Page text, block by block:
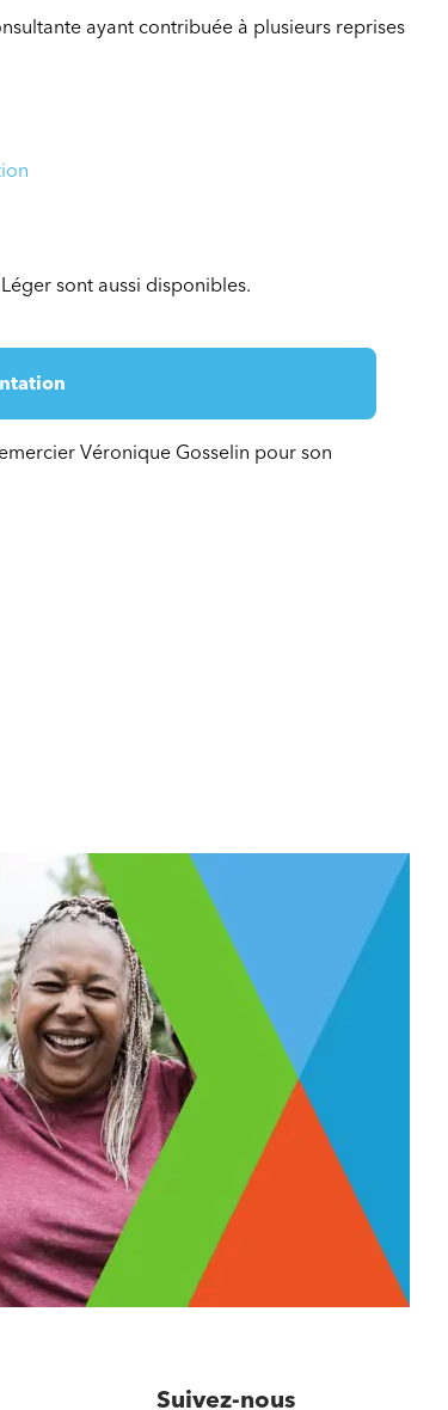
ayant contribuée à plusieurs reprises
sont aussi disponibles.
Véronique Gosselin pour son
Suivez-nous